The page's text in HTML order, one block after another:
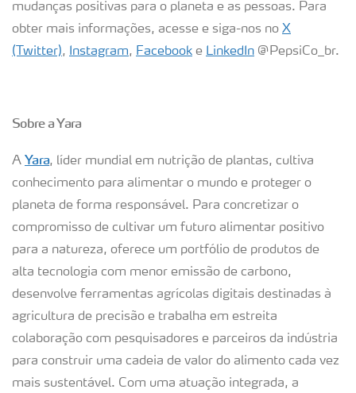
mudanças positivas para o planeta e as pessoas. Para
obter mais informações, acesse e siga-nos no X
(Twitter), Instagram, Facebook e LinkedIn @PepsiCo_br.
Sobre a Yara
A Yara, líder mundial em nutrição de plantas, cultiva
conhecimento para alimentar o mundo e proteger o
planeta de forma responsável. Para concretizar o
compromisso de cultivar um futuro alimentar positivo
para a natureza, oferece um portfólio de produtos de
alta tecnologia com menor emissão de carbono,
desenvolve ferramentas agrícolas digitais destinadas à
agricultura de precisão e trabalha em estreita
colaboração com pesquisadores e parceiros da indústria
para construir uma cadeia de valor do alimento cada vez
mais sustentável. Com uma atuação integrada, a